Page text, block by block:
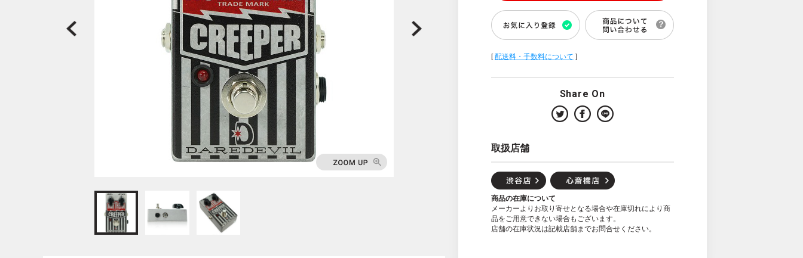
[配送料・手数料について ]
Share On
取扱店舗
商品の在庫について
メーカーよりお取り寄せとなる場合や在庫切れにより商
品をご用意できない場合もございます。
店舗の在庫状況は記載店舗までお問合せください。